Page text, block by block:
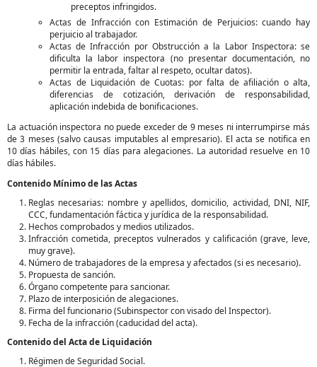
preceptos infringidos.
Actas de Infracción con Estimación de Perjuicios: cuando hay
perjuicio al trabajador.
Actas de Infracción por Obstrucción a la Labor Inspectora: se
dificulta la labor inspectora (no presentar documentación, no
permitir la entrada, faltar al respeto, ocultar datos).
Actas de Liquidación de Cuotas: por falta de afiliación o alta,
diferencias de cotización, derivación de responsabilidad,
aplicación indebida de bonificaciones.
La actuación inspectora no puede exceder de 9 meses ni interrumpirse más
de 3 meses (salvo causas imputables al empresario). El acta se notifica en
10 días hábiles, con 15 días para alegaciones. La autoridad resuelve en 10
días hábiles.
Contenido Mínimo de las Actas
Reglas necesarias: nombre y apellidos, domicilio, actividad, DNI, NIF,
CCC, fundamentación fáctica y jurídica de la responsabilidad.
Hechos comprobados y medios utilizados.
Infracción cometida, preceptos vulnerados y calificación (grave, leve,
muy grave).
Número de trabajadores de la empresa y afectados (si es necesario).
Propuesta de sanción.
Órgano competente para sancionar.
Plazo de interposición de alegaciones.
Firma del funcionario (Subinspector con visado del Inspector).
Fecha de la infracción (caducidad del acta).
Contenido del Acta de Liquidación
Régimen de Seguridad Social.